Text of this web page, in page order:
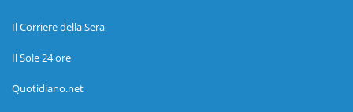
Il Corriere della Sera
Il Sole 24 ore
Quotidiano.net